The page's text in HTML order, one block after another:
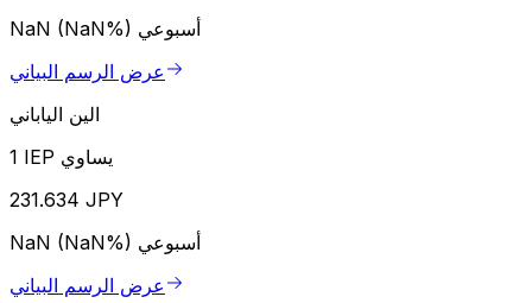
NaN (NaN%) أسبوعي
عرض الرسم البياني
الين الياباني
1 IEP يساوي
231.634 JPY
NaN (NaN%) أسبوعي
عرض الرسم البياني